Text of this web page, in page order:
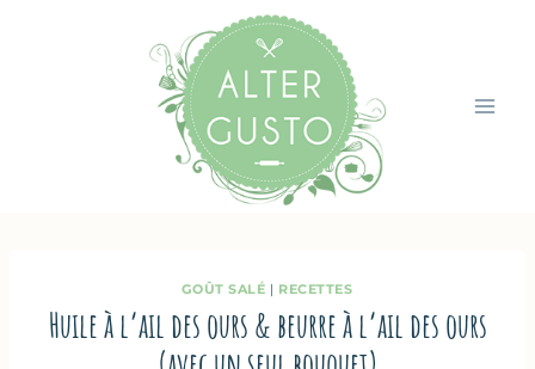
GOÛT SALÉ | RECETTES
Huile à l’ail des ours & beurre à l’ail des ours